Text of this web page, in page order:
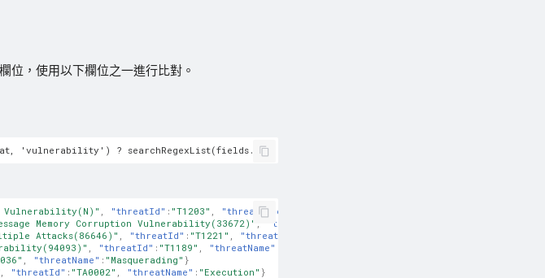
位，使用以下欄位之一進行比對。
Vulnerability(N)" , "threatId" : "T1203" , "threatName"
Memory Corruption Vulnerability(33672)" , "threatId"
Attacks(86646)" , "threatId" : "T1221" , "threatName"
, "threatId" : "T1189" , "threatName"
, "threatName" : "Masquerading" }
, "threatId" : "TA0002" , "threatName" : "Execution" }